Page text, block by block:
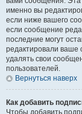
именно вы
если ниже вашего
если сообщение
последние могут
редактировали ваше
удалять свои
пользователей.
Вернуться наверх
Как добавить
Чтобы добавить